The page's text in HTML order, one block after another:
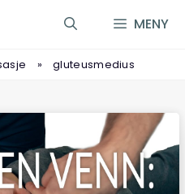
MENY
» gluteusmedius